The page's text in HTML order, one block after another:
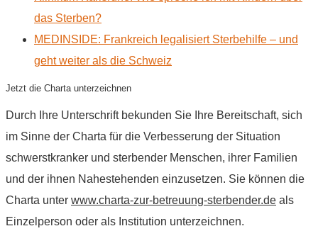
das Sterben?
MEDINSIDE: Frankreich legalisiert Sterbehilfe – und
geht weiter als die Schweiz
Jetzt die Charta unterzeichnen
Durch Ihre Unterschrift bekunden Sie Ihre Bereitschaft, sich
im Sinne der Charta für die Verbesserung der Situation
schwerstkranker und sterbender Menschen, ihrer Familien
und der ihnen Nahestehenden einzusetzen. Sie können die
Charta unter www.charta-zur-betreuung-sterbender.de als
Einzelperson oder als Institution unterzeichnen.